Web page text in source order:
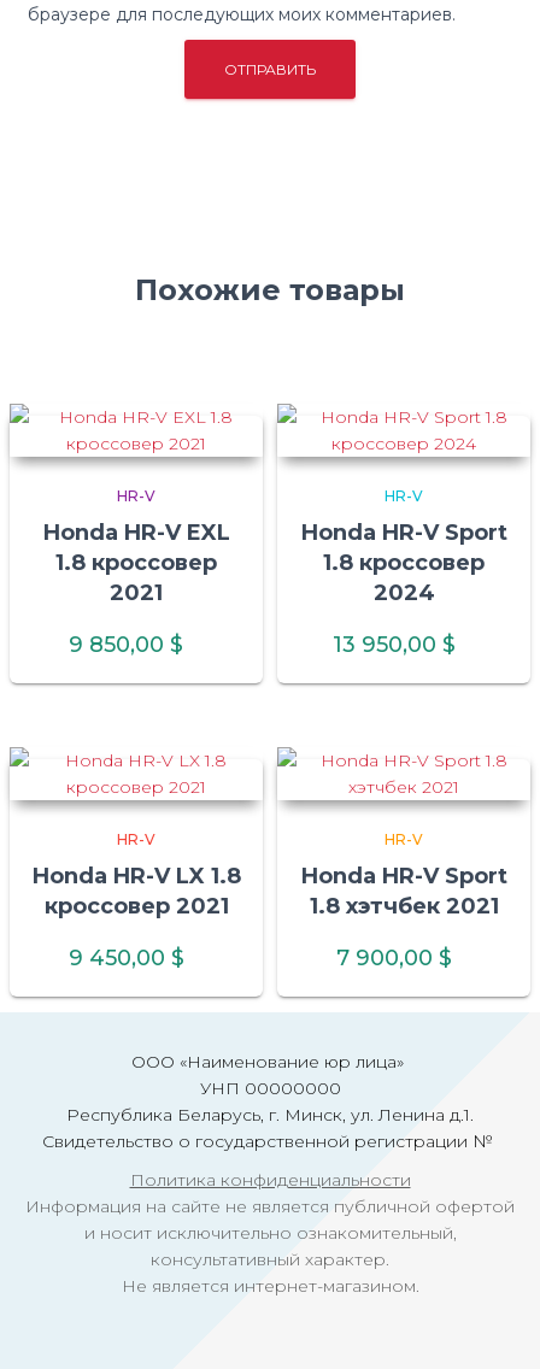
браузере для последующих моих комментариев.
Похожие товары
HR-V
Honda HR-V EXL
1.8 кроссовер
2021
9 850,00 $
HR-V
Honda HR-V Sport
1.8 кроссовер
2024
13 950,00 $
HR-V
Honda HR-V LX 1.8
кроссовер 2021
9 450,00 $
HR-V
Honda HR-V Sport
1.8 хэтчбек 2021
7 900,00 $
ООО «Наименование юр лица»
УНП 00000000
Республика Беларусь, г. Минск, ул. Ленина д.1.
Свидетельство о государственной регистрации №
Политика конфиденциальности
Информация на сайте не является публичной офертой
и носит исключительно ознакомительный,
консультативный характер.
Не является интернет-магазином.